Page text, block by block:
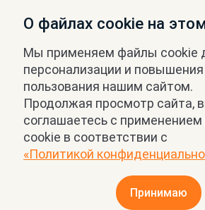
О файлах cookie на
Мы применяем файлы cookie
персонализации и
пользования нашим сайтом.
Продолжая просмотр сайта,
соглашаетесь с
cookie в соответствии с
«Политикой
Принимаю